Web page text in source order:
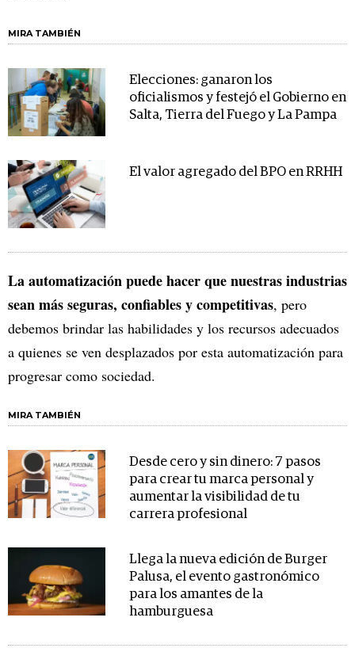
MIRA TAMBIÉN
Elecciones: ganaron los
oficialismos y festejó el Gobierno en
Salta, Tierra del Fuego y La Pampa
El valor agregado del BPO en RRHH
La automatización puede hacer que nuestras industrias
sean más seguras, confiables y competitivas, pero
debemos brindar las habilidades y los recursos adecuados
a quienes se ven desplazados por esta automatización para
progresar como sociedad.
MIRA TAMBIÉN
Desde cero y sin dinero: 7 pasos
para crear tu marca personal y
aumentar la visibilidad de tu
carrera profesional
Llega la nueva edición de Burger
Palusa, el evento gastronómico
para los amantes de la
hamburguesa